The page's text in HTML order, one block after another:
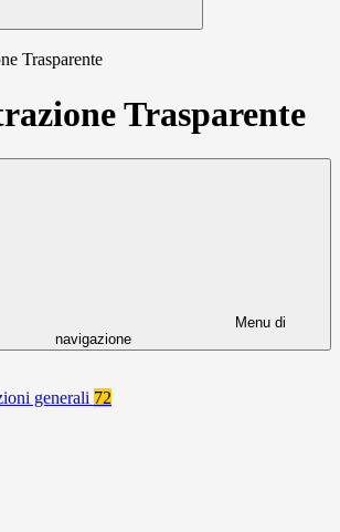
Trasparente
Trasparente
Menu di
navigazione
generali 72